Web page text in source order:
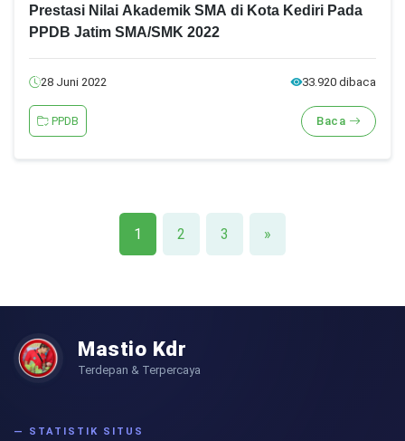
Prestasi Nilai Akademik SMA di Kota Kediri Pada
PPDB Jatim SMA/SMK 2022
28 Juni 2022 33.920 dibaca
PPDB Baca
1 2 3 »
Mastio Kdr
Terdepan & Terpercaya
— STATISTIK SITUS